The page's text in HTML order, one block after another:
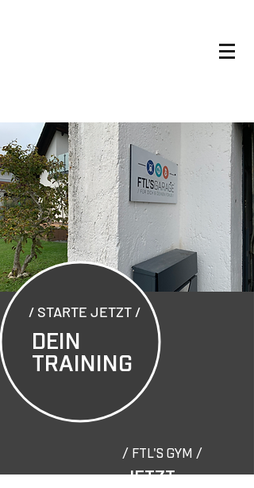
/ STARTE JETZT /
DEIN
TRAINING
/ FTL'S GYM /
JETZT